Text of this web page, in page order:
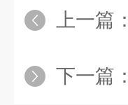
上一篇：
下一篇：